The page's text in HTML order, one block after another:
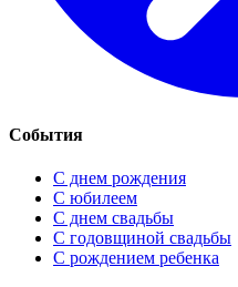
События
С днем рождения
С юбилеем
С днем свадьбы
С годовщиной свадьбы
С рождением ребенка